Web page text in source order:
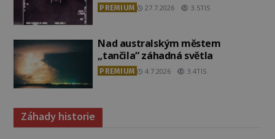
PREMIUM 27.7.2026 3.5TIS
Nad australským městem
„tančila“ záhadná světla
PREMIUM 4.7.2026 3.4TIS
Záhady historie